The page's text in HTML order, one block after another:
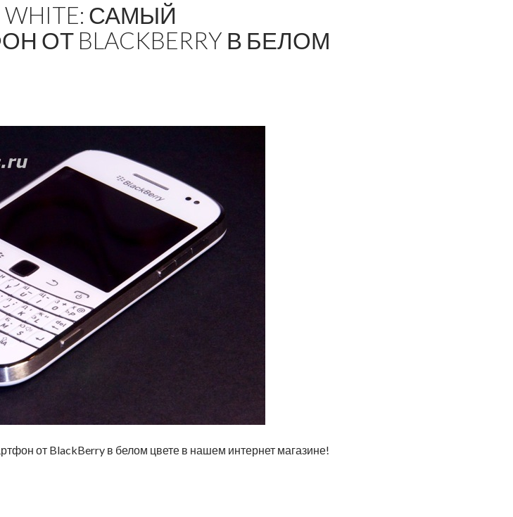
WHITE: САМЫЙ
ОТ BLACKBERRY В БЕЛОМ
от BlackBerry в белом цвете в нашем интернет магазине!